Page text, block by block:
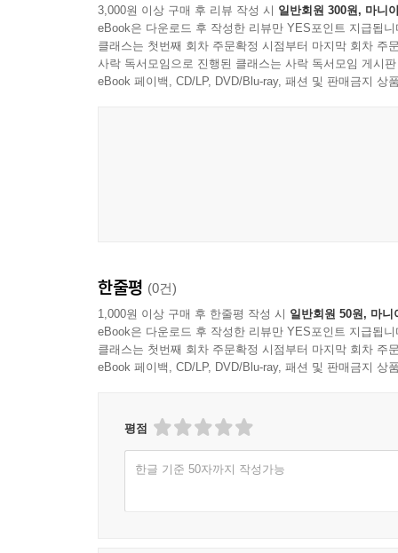
3,000원 이상 구매 후 리뷰 작성 시 일반회원 300원, 마니
eBook은 다운로드 후 작성한 리뷰만 YES포인트 지급됩니
클래스는 첫번째 회차 주문확정 시점부터 마지막 회차 주
사락 독서모임으로 진행된 클래스는 사락 독서모임 게시
eBook 페이백, CD/LP, DVD/Blu-ray, 패션 및 판매금지 상
한줄평 (0건)
1,000원 이상 구매 후 한줄평 작성 시 일반회원 50원, 마니
eBook은 다운로드 후 작성한 리뷰만 YES포인트 지급됩니
클래스는 첫번째 회차 주문확정 시점부터 마지막 회차 주
eBook 페이백, CD/LP, DVD/Blu-ray, 패션 및 판매금지 상
평점
한글 기준 50자까지 작성가능